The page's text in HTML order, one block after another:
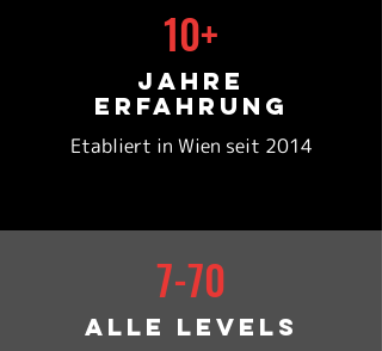
10+
Jahre
Erfahrung
Etabliert in Wien seit 2014
7-70
Alle Levels